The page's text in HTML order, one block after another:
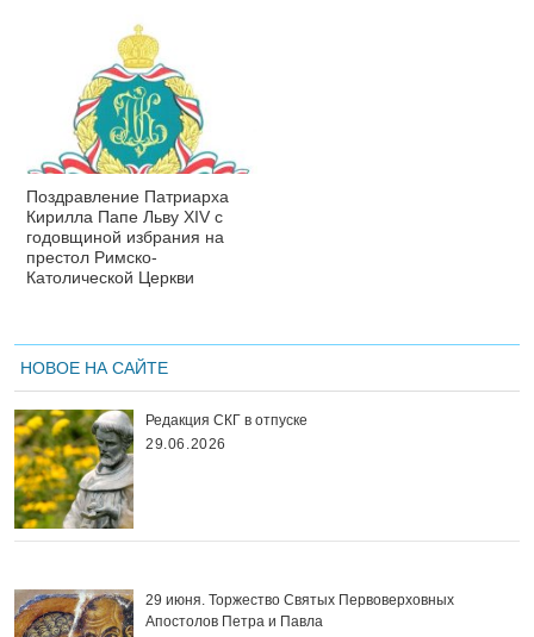
Поздравление Патриарха
Кирилла Папе Льву XIV с
годовщиной избрания на
престол Римско-
Католической Церкви
НОВОЕ НА САЙТЕ
Редакция СКГ в отпуске
29.06.2026
29 июня. Торжество Святых Первоверховных
Апостолов Петра и Павла